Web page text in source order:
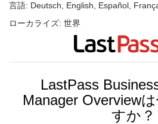
言語: Deutsch English Español
ローカライズ: 世界
LastPass
Manager Overview
すか？